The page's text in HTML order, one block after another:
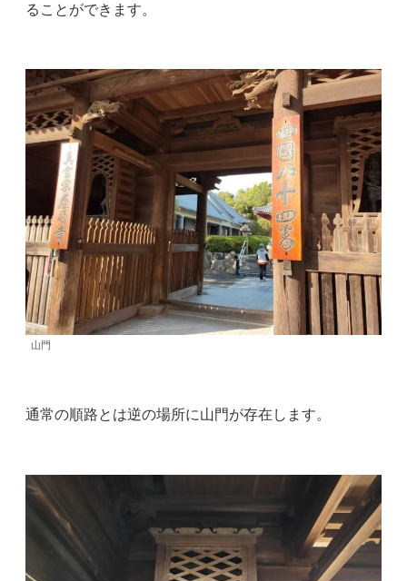
ることができます。
山門
通常の順路とは逆の場所に山門が存在します。